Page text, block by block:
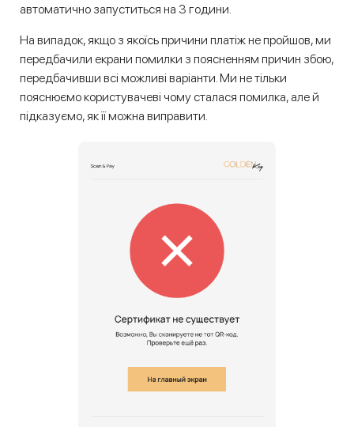
автоматично запуститься на 3 години.
На випадок, якщо з якоїсь причини платіж не пройшов, ми
передбачили екрани помилки з поясненням причин збою,
передбачивши всі можливі варіанти. Ми не тільки
пояснюємо користувачеві чому сталася помилка, але й
підказуємо, як її можна виправити.